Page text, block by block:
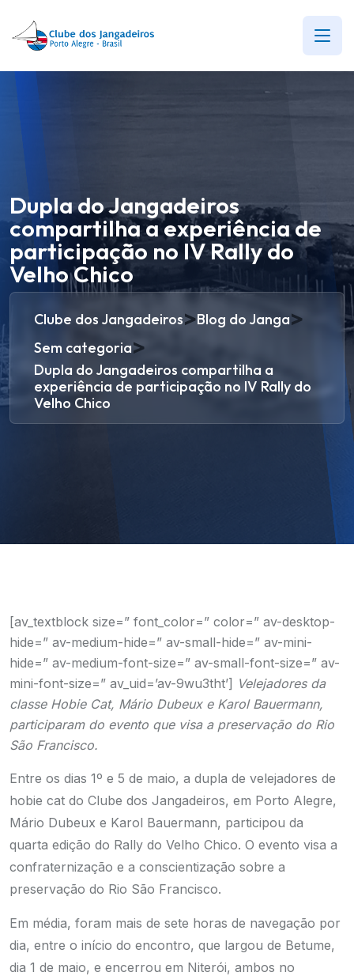
Dupla do Jangadeiros
compartilha a experiência de
participação no IV Rally do
Velho Chico
Clube dos Jangadeiros>Blog do Janga>
Sem categoria>
Dupla do Jangadeiros compartilha a
experiência de participação no IV Rally do
Velho Chico
[av_textblock size=” font_color=” color=” av-desktop-
hide=” av-medium-hide=” av-small-hide=” av-mini-
hide=” av-medium-font-size=” av-small-font-size=” av-
mini-font-size=” av_uid=’av-9wu3tht’] Velejadores da
classe Hobie Cat, Mário Dubeux e Karol Bauermann,
participaram do evento que visa a preservação do Rio
São Francisco.
Entre os dias 1º e 5 de maio, a dupla de velejadores de
hobie cat do Clube dos Jangadeiros, em Porto Alegre,
Mário Dubeux e Karol Bauermann, participou da
quarta edição do Rally do Velho Chico. O evento visa a
confraternização e a conscientização sobre a
preservação do Rio São Francisco.
Em média, foram mais de sete horas de navegação por
dia, entre o início do encontro, que largou de Betume,
dia 1 de maio, e encerrou em Niterói, ambos no